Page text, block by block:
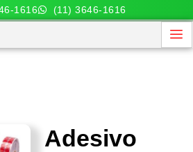
1616 (11) 3646-1616
Adesivo